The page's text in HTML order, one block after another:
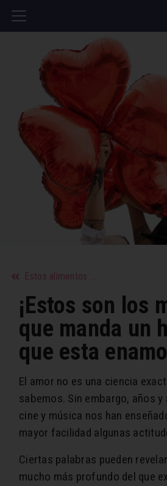
Estos alimentos pueden ayudar a prevenir el deterioro cognitivo
¡Estos son los
que manda un
que esta
El amor no es una ciencia
sabemos. Sin embargo, años
cine y música nos han
mayor facilidad algunas
Ciertas palabras pueden
mucho más profundo del que